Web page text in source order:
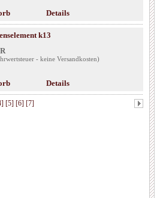
Details
k13
- keine Versandkosten)
Details
[5] [6] [7]